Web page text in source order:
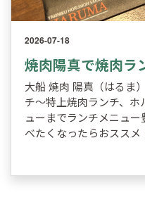
2026-07-18
焼肉陽真で焼肉ラ
大船 焼肉 陽真（はるま
チ～特上焼肉ランチ、
ューまでランチメニュ
べたくなったらおススメ